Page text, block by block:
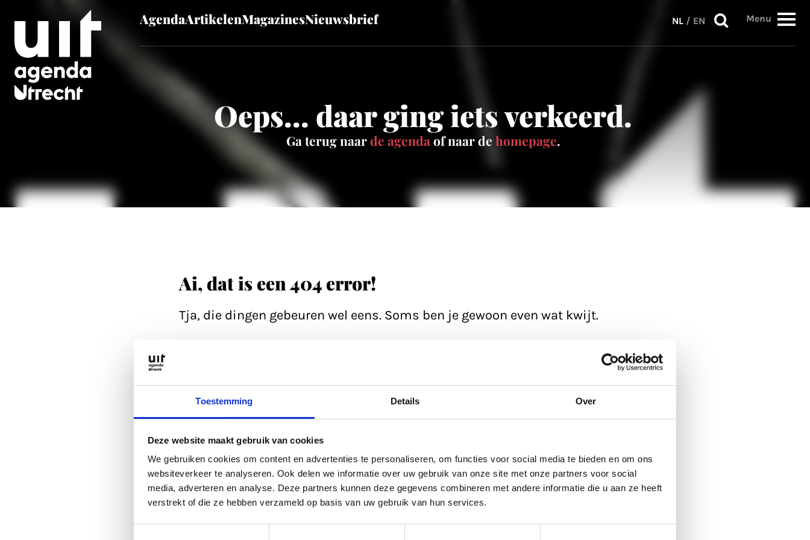
Toestemming Details Over
Deze website maakt gebruik van cookies
We gebruiken cookies om content en advertenties te personaliseren, om functies voor social media te bieden en om ons
websiteverkeer te analyseren. Ook delen we informatie over uw gebruik van onze site met onze partners voor social
media, adverteren en analyse. Deze partners kunnen deze gegevens combineren met andere informatie die u aan ze heeft
verstrekt of die ze hebben verzameld op basis van uw gebruik van hun services.
Skip to main content AgendaArtikelenMagazinesNieuwsbrief NL / EN Menu
Oeps... daar ging iets verkeerd.
Ga terug naarde agenda of naar de homepage.
Ai, dat is een 404 error!
Tja, die dingen gebeuren wel eens. Soms ben je gewoon even wat kwijt.
is altijd wel goed gevuld.
Of lees een artikel uit ons archief.
Anders kan je altijd terug naar dehomepage.